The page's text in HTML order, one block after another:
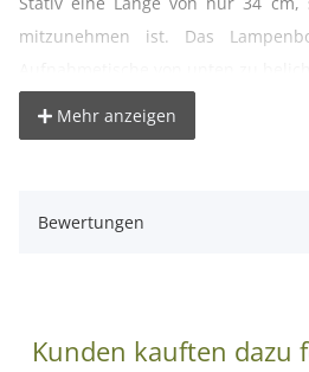
mitzunehmen ist. Das
° sehr robustes Lampenbodenstativ
° benötigt wenig Stauraum
Mehr anzeigen
Bewertungen
Kunden kauften dazu